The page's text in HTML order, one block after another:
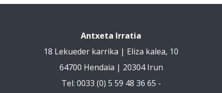
Antxeta Irratia
18 Lekueder karrika | Eliza kalea, 10
64700 Hendaia | 20304 Irun
Tel: 0033 (0) 5 59 48 36 65 -